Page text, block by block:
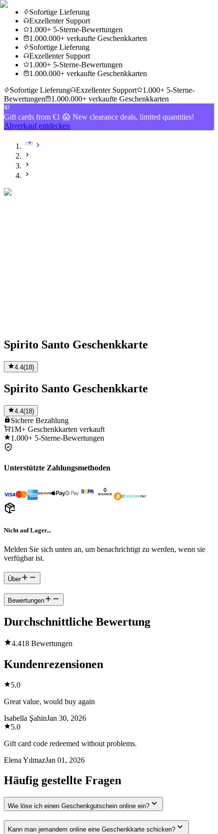
Sofortige Lieferung
Exzellenter Support
1.000+ 5-Sterne-Bewertungen
1.000.000+ verkaufte Geschenkkarten
Sofortige Lieferung
Exzellenter Support
1.000+ 5-Sterne-Bewertungen
1.000.000+ verkaufte Geschenkkarten
Sofortige Lieferung
Exzellenter Support
1.000+ 5-Sterne-
Bewertungen
1.000.000+ verkaufte Geschenkkarten
Gift cards from €1 😱 New clearance deals, limited quantities!
Abverkauf entdecken
Spirito Santo Geschenkkarte
4.4(18)
Spirito Santo Geschenkkarte
4.4(18)
Sichere Bezahlung
1M+ Geschenkkarten verkauft
1.000+ 5-Sterne-Bewertungen
Unterstützte Zahlungsmethoden
Nicht auf Lager...
Melden Sie sich unten an, um benachrichtigt zu werden, wenn sie
verfügbar ist.
Über
Bewertungen
Durchschnittliche Bewertung
4.418 Bewertungen
Kundenrezensionen
5.0
Great value, would buy again
Isabella ŞahinJan 30, 2026
5.0
Gift card code redeemed without problems.
Elena YılmazJan 01, 2026
Häufig gestellte Fragen
Wie löse ich einen Geschenkgutschein online ein?
Kann man jemandem online eine Geschenkkarte schicken?